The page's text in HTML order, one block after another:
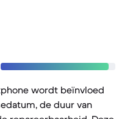
wordt beïnvloed
de duur van